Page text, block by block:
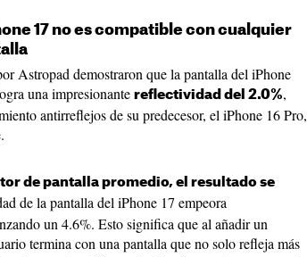
17 no es compatible con cualquier
Astropad demostraron que la pantalla del iPhone
una impresionante reflectividad del 2.0%,
antirreflejos de su predecesor, el iPhone 16 Pro,
de pantalla promedio, el resultado se
de la pantalla del iPhone 17 empeora
un 4.6%. Esto significa que al añadir un
termina con una pantalla que no solo refleja más